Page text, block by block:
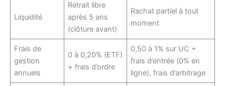
Liquidité
Retrait libre
après 5 ans
(clôture avant)
Rachat partiel à tout
moment
Frais de
gestion
annuels
0 à 0,20% (ETF)
+ frais d’ordre
0,50 à 1% sur UC +
frais d’entrée (0% en
ligne), frais d’arbitrage